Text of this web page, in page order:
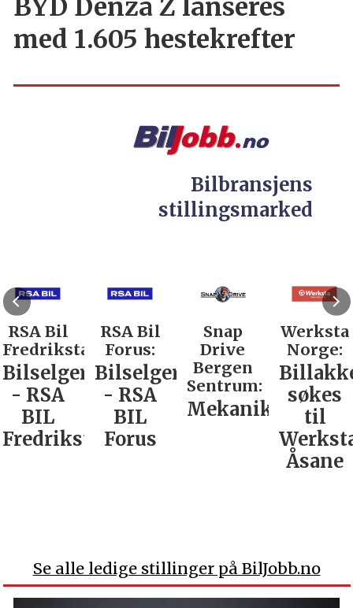
BYD Denza Z lanseres
med 1.605 hestekrefter
Bilbransjens
stillingsmarked
RSA Bil
Fredrikstad:
Bilselger
- RSA
BIL
Fredrikstad
RSA Bil
Forus:
Bilselger
- RSA
BIL
Forus
Snap
Drive
Bergen
Sentrum:
Mekaniker
Werksta
Norge:
søkes
til
Åsane
Se alle ledige stillinger på BilJobb.no